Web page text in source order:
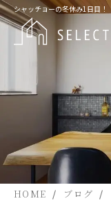
シャッチョーの冬休み1日目！
HOME ブログ